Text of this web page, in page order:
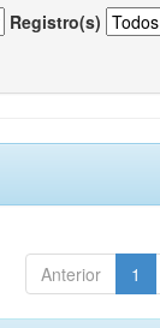
Registro(s)
Anterior 1